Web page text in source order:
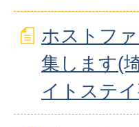
ホストフ
集します(
イトステ